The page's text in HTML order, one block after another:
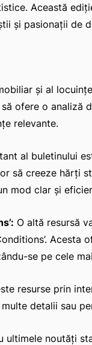
Această
și pasionații de
și al
ofere o analiză
relevante.
al buletinului
să creeze hărți
mod clar și
O altă resursă
se pe cele
resurse prin
detalii sau
ultimele noutăți